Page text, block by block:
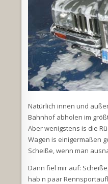
Natürlich innen und
Bahnhof abholen im
Aber wenigstens is die
Wagen is einigermaßen
Scheiße, wenn man
Dann fiel mir auf:
hab n paar